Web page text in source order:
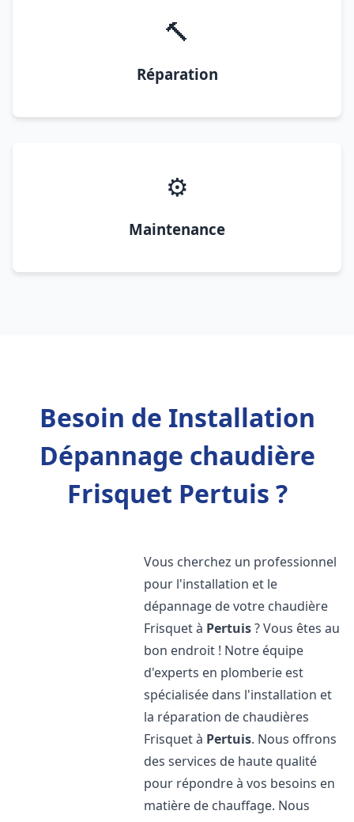
🔨
Réparation
⚙️
Maintenance
Besoin de Installation
Dépannage chaudière
Frisquet Pertuis ?
Vous cherchez un professionnel
pour l'installation et le
dépannage de votre chaudière
Frisquet à Pertuis? Vous êtes au
bon endroit ! Notre équipe
d'experts en plomberie est
spécialisée dans l'installation et
la réparation de chaudières
Frisquet à Pertuis. Nous offrons
des services de haute qualité
pour répondre à vos besoins en
matière de chauffage. Nous